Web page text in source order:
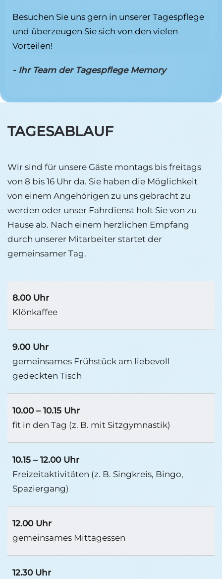
Besuchen Sie uns gern in unserer Tagespflege
und überzeugen Sie sich von den vielen
Vorteilen!
- Ihr Team der Tagespflege Memory
TAGESABLAUF
Wir sind für unsere Gäste montags bis freitags
von 8 bis 16 Uhr da. Sie haben die Möglichkeit
von einem Angehörigen zu uns gebracht zu
werden oder unser Fahrdienst holt Sie von zu
Hause ab. Nach einem herzlichen Empfang
durch unserer Mitarbeiter startet der
gemeinsamer Tag.
8.00 Uhr
Klönkaffee
9.00 Uhr
gemeinsames Frühstück am liebevoll
gedeckten Tisch
10.00 – 10.15 Uhr
fit in den Tag (z. B. mit Sitzgymnastik)
10.15 – 12.00 Uhr
Freizeitaktivitäten (z. B. Singkreis, Bingo,
Spaziergang)
12.00 Uhr
gemeinsames Mittagessen
12.30 Uhr